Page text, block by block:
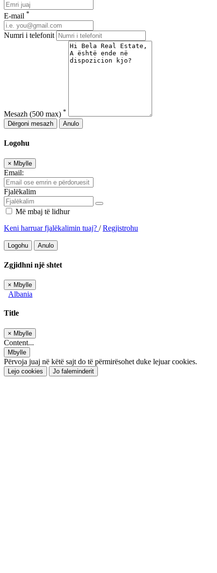
E-mail *
Numri i telefonit
Mesazh (500 max) *
Dërgoni mesazh
Anulo
Logohu
× Mbylle
Email:
Fjalëkalim
Më mbaj të lidhur
Keni harruar fjalëkalimin tuaj? /Regjistrohu
Logohu Anulo
Zgjidhni një shtet
× Mbylle
Albania
Title
× Mbylle
Content...
Mbylle
Përvoja juaj në këtë sajt do të përmirësohet duke lejuar cookies.
Lejo cookies Jo faleminderit